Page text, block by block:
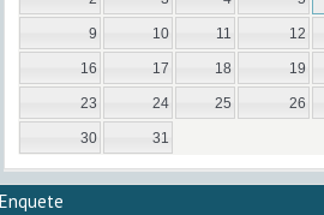
9 10 11 12
16 17 18 19
23 24 25 26
30 31
Enquete